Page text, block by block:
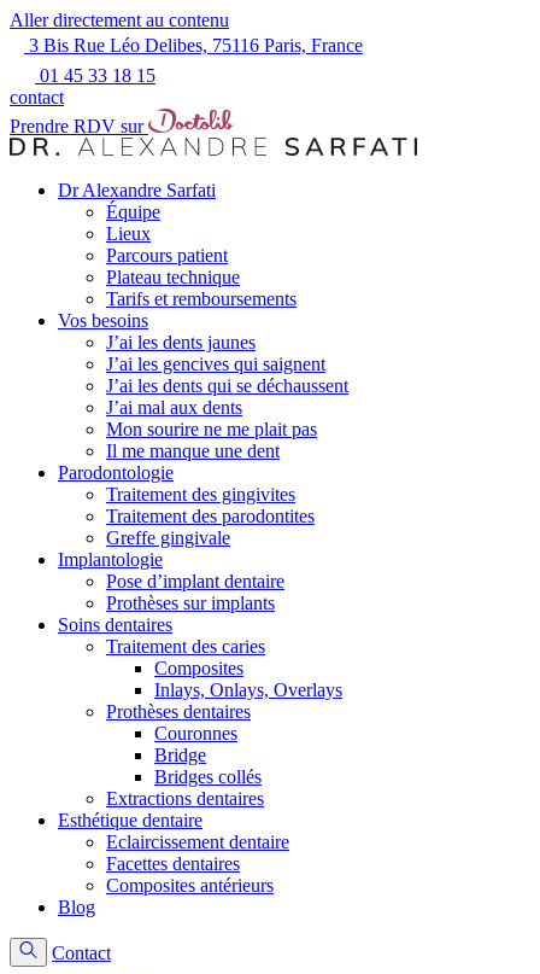
Aller directement au contenu
3 Bis Rue Léo Delibes, 75116 Paris, France
01 45 33 18 15
contact
Prendre RDV sur
Dr Alexandre Sarfati
Équipe
Lieux
Parcours patient
Plateau technique
Tarifs et remboursements
Vos besoins
J’ai les dents jaunes
J’ai les gencives qui saignent
J’ai les dents qui se déchaussent
J’ai mal aux dents
Mon sourire ne me plait pas
Il me manque une dent
Parodontologie
Traitement des gingivites
Traitement des parodontites
Greffe gingivale
Implantologie
Pose d’implant dentaire
Prothèses sur implants
Soins dentaires
Traitement des caries
Composites
Inlays, Onlays, Overlays
Prothèses dentaires
Couronnes
Bridge
Bridges collés
Extractions dentaires
Esthétique dentaire
Eclaircissement dentaire
Facettes dentaires
Composites antérieurs
Blog
Contact